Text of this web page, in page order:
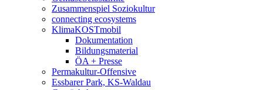
Zusammenspiel Soziokultur
connecting ecosystems
KlimaKOSTmobil
Dokumentation
Bildungsmaterial
ÖA + Presse
Permakultur-Offensive
Essbarer Park, KS-Waldau